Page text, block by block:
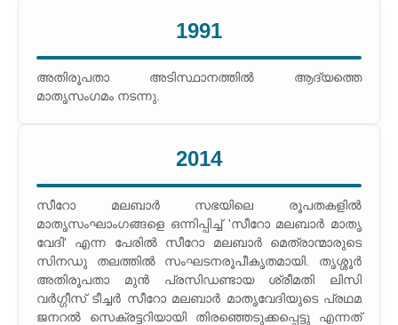
1991
അതിരൂപതാ അടിസ്ഥാനത്തില്‍ ആദ്യത്തെ
മാതൃസംഗമം നടന്നു.
2014
സീറോ മലബാര്‍ സഭയിലെ രൂപതകളില്‍
മാതൃസംഘാംഗങ്ങളെ ഒന്നിപ്പിച്ച് 'സീറോ മലബാര്‍ മാതൃ
വേദി' എന്ന പേരില്‍ സീറോ മലബാര്‍ മെത്രാന്മാരുടെ
സിനഡു തലത്തില്‍ സംഘടനരൂപീകൃതമായി. തൃശ്ശൂര്‍
അതിരൂപതാ മുന്‍ പ്രസിഡണ്ടായ ശ്രീമതി ലിസി
വര്‍ഗ്ഗീസ് ടീച്ചര്‍ സീറോ മലബാര്‍ മാതൃവേദിയുടെ പ്രഥമ
ജനറല്‍ സെക്രട്ടറിയായി തിരഞ്ഞെടുക്കപ്പെട്ടു എന്നത്